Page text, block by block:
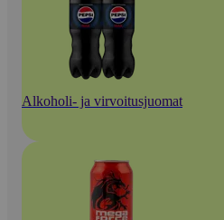
Alkoholi- ja virvoitusjuomat